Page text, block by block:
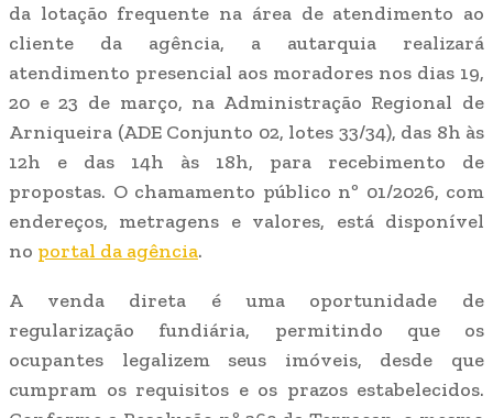
da lotação frequente na área de atendimento ao
cliente da agência, a autarquia realizará
atendimento presencial aos moradores nos dias 19,
20 e 23 de março, na Administração Regional de
Arniqueira (ADE Conjunto 02, lotes 33/34), das 8h às
12h e das 14h às 18h, para recebimento de
propostas. O chamamento público nº 01/2026, com
endereços, metragens e valores, está disponível
no portal da agência.
A venda direta é uma oportunidade de
regularização fundiária, permitindo que os
ocupantes legalizem seus imóveis, desde que
cumpram os requisitos e os prazos estabelecidos.